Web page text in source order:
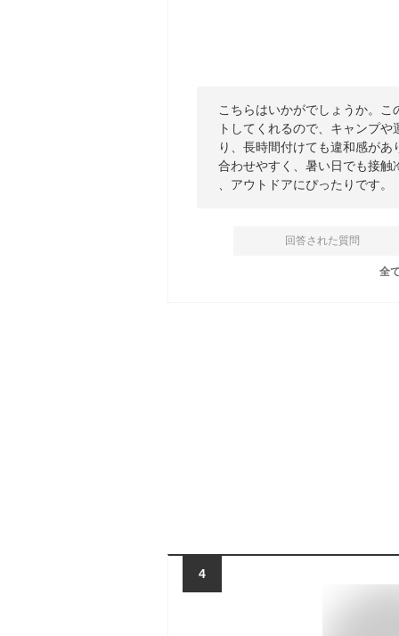
こちらはいかがでしょうか。
トしてくれるので、キャンプ
り、長時間付けても違和感が
合わせやすく、暑い日でも接
、アウトドアにぴったりです。
回答された質問
全
4